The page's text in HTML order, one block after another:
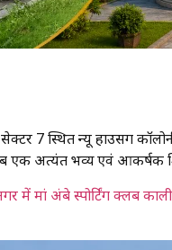
7 स्थित न्यू हाउसिंग
एक अत्यंत भव्य एवं आकर्षक
मां अंबे स्पोर्टिंग क्लब